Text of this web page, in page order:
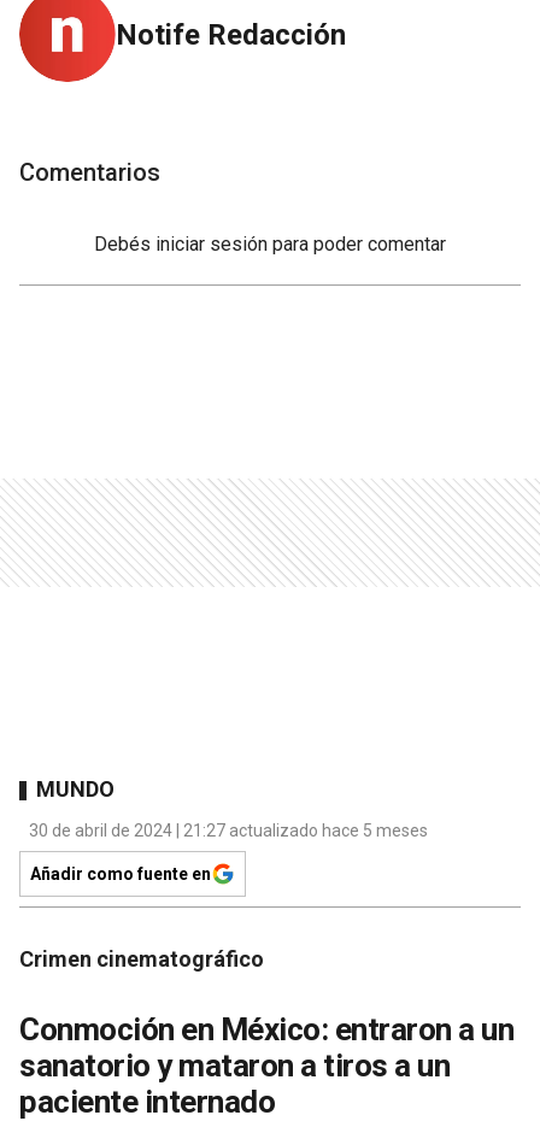
Notife Redacción
Comentarios
Debés iniciar sesión para poder comentar
MUNDO
30 de abril de 2024 | 21:27 actualizado hace 5 meses
Añadir como fuente en
Crimen cinematográfico
Conmoción en México: entraron a un
sanatorio y mataron a tiros a un
paciente internado